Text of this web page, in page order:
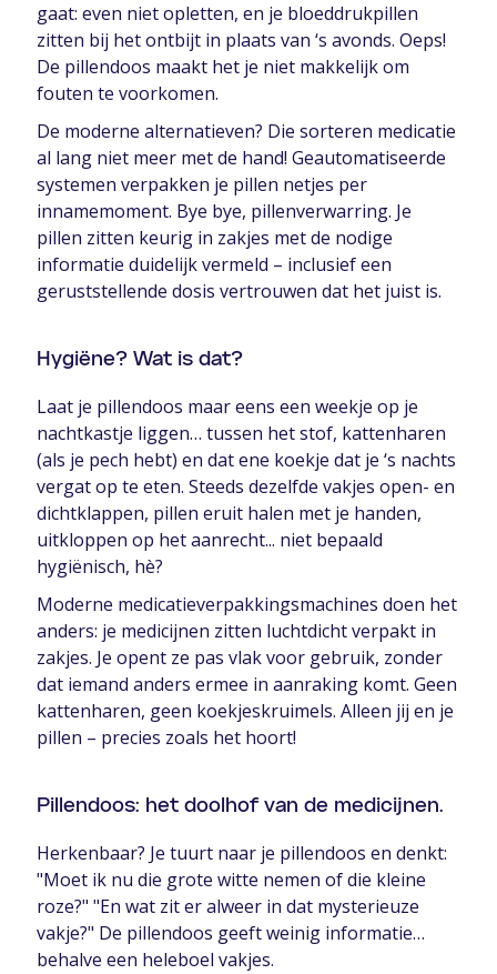
gaat: even niet opletten, en je bloeddrukpillen
zitten bij het ontbijt in plaats van ‘s avonds. Oeps!
De pillendoos maakt het je niet makkelijk om
fouten te voorkomen.
De moderne alternatieven? Die sorteren medicatie
al lang niet meer met de hand! Geautomatiseerde
systemen verpakken je pillen netjes per
innamemoment. Bye bye, pillenverwarring. Je
pillen zitten keurig in zakjes met de nodige
informatie duidelijk vermeld – inclusief een
geruststellende dosis vertrouwen dat het juist is.
Hygiëne? Wat is dat?
Laat je pillendoos maar eens een weekje op je
nachtkastje liggen… tussen het stof, kattenharen
(als je pech hebt) en dat ene koekje dat je ‘s nachts
vergat op te eten. Steeds dezelfde vakjes open- en
dichtklappen, pillen eruit halen met je handen,
uitkloppen op het aanrecht... niet bepaald
hygiënisch, hè?
Moderne medicatieverpakkingsmachines doen het
anders: je medicijnen zitten luchtdicht verpakt in
zakjes. Je opent ze pas vlak voor gebruik, zonder
dat iemand anders ermee in aanraking komt. Geen
kattenharen, geen koekjeskruimels. Alleen jij en je
pillen – precies zoals het hoort!
Pillendoos: het doolhof van de medicijnen.
Herkenbaar? Je tuurt naar je pillendoos en denkt:
"Moet ik nu die grote witte nemen of die kleine
roze?" "En wat zit er alweer in dat mysterieuze
vakje?" De pillendoos geeft weinig informatie…
behalve een heleboel vakjes.